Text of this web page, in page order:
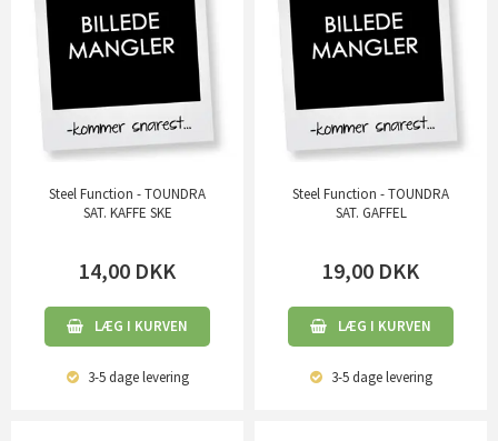
Steel Function - TOUNDRA
SAT. KAFFE SKE
14,00 DKK
LÆG I KURVEN
3-5 dagelevering
Steel Function - TOUNDRA
SAT. GAFFEL
19,00 DKK
LÆG I KURVEN
3-5 dagelevering